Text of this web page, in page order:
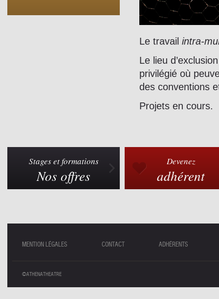
Le travail intra-
Le lieu
privilégié où
des conventions
Projets en cours.
Devenez
adhérent
Stages et formations
Nos offres
MENTION LÉGALES CONTACT ADHÉRENTS
©ATHENATHEATRE